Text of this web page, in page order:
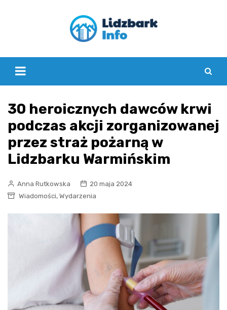
30 heroicznych dawców krwi
podczas akcji zorganizowanej
przez straż pożarną w
Lidzbarku Warmińskim
Anna Rutkowska
20 maja 2024
Wiadomości, Wydarzenia